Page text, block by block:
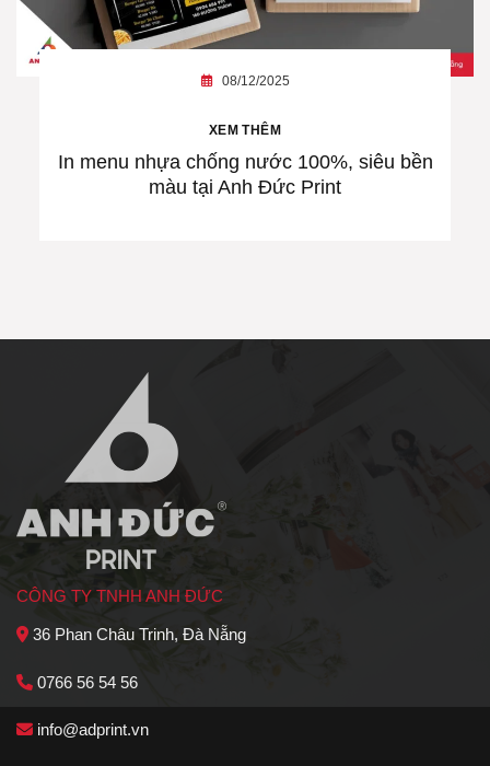
In menu nhựa chống nước 100%, siêu bền
màu tại Anh Đức Print
08/12/2025
XEM THÊM
CÔNG TY TNHH ANH ĐỨC
36 Phan Châu Trinh, Đà Nẵng
0766 56 54 56
info@adprint.vn